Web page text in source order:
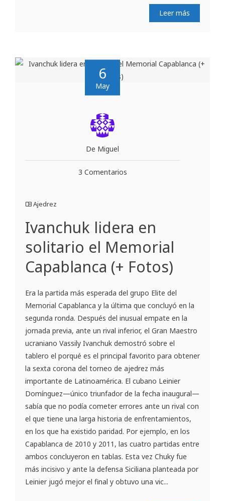
Leer más
6
May
De Miguel
3 Comentarios
Ajedrez
Ivanchuk lidera en
solitario el Memorial
Capablanca (+ Fotos)
Era la partida más esperada del grupo Elite del
Memorial Capablanca y la última que concluyó en la
segunda ronda. Después del inusual empate en la
jornada previa, ante un rival inferior, el Gran Maestro
ucraniano Vassily Ivanchuk demostró sobre el
tablero el porqué es el principal favorito para obtener
la sexta corona del torneo de ajedrez más
importante de Latinoamérica. El cubano Leinier
Domínguez—único triunfador de la fecha inaugural—
sabía que no podía cometer errores ante un rival con
el que tiene una larga historia de enfrentamientos,
en los que ha existido paridad. Por ejemplo, en los
Capablanca de 2010 y 2011, las cuatro partidas entre
ambos concluyeron en tablas. Esta vez Chuky fue
más incisivo y ante la defensa Siciliana planteada por
Leinier jugó mejor el final y obtuvo una vic...